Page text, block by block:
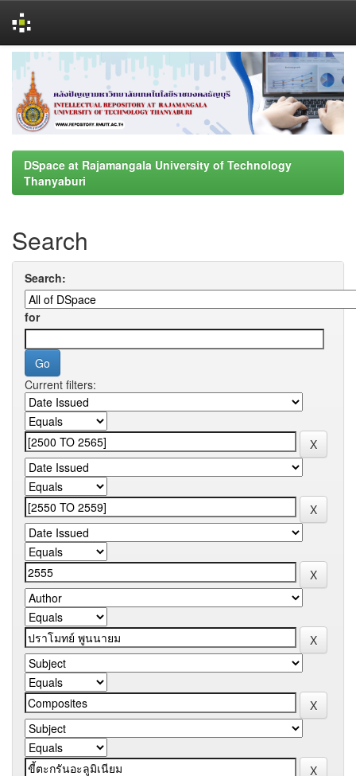
navigation
DSpace at Rajamangala University of Technology
Thanyaburi
Search
Search:
for
Current filters: